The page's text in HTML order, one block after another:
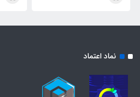
نماد اعتماد